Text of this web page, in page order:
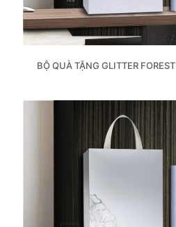
BỘ QUÀ TẶNG GLITTER FOREST